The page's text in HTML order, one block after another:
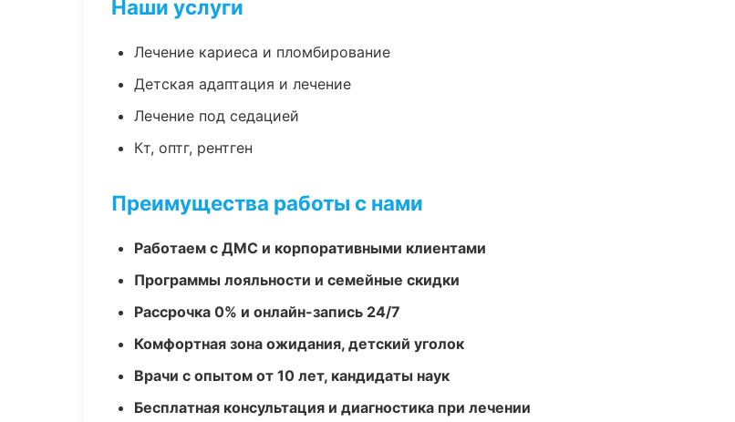
Наши услуги
Лечение кариеса и пломбирование
Детская адаптация и лечение
Лечение под седацией
Кт, оптг, рентген
Преимущества работы с нами
Работаем с ДМС и корпоративными клиентами
Программы лояльности и семейные скидки
Рассрочка 0% и онлайн-запись 24/7
Комфортная зона ожидания, детский уголок
Врачи с опытом от 10 лет, кандидаты наук
Бесплатная консультация и диагностика при лечении